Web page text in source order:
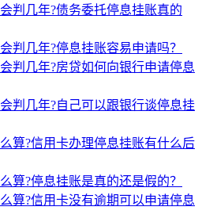
判几年?债务委托停息挂账真的
判几年?停息挂账容易申请吗？
判几年?房贷如何向银行申请停息
判几年?自己可以跟银行谈停息挂
算?信用卡办理停息挂账有什么后
算?停息挂账是真的还是假的？
算?信用卡没有逾期可以申请停息